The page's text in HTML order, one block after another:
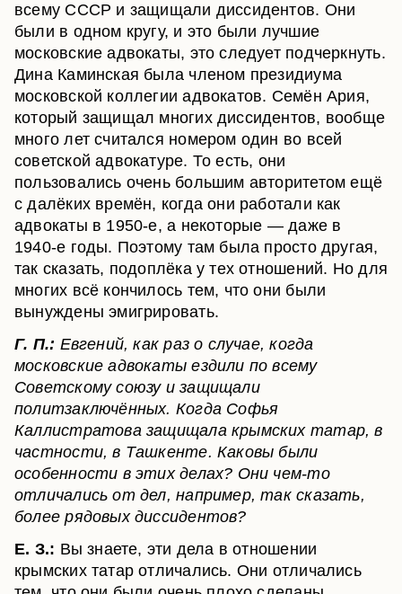
всему СССР и защищали диссидентов. Они
были в одном кругу, и это были лучшие
московские адвокаты, это следует подчеркнуть.
Дина Каминская была членом президиума
московской коллегии адвокатов. Семён Ария,
который защищал многих диссидентов, вообще
много лет считался номером один во всей
советской адвокатуре. То есть, они
пользовались очень большим авторитетом ещё
с далёких времён, когда они работали как
адвокаты в 1950-е, а некоторые — даже в
1940-е годы. Поэтому там была просто другая,
так сказать, подоплёка у тех отношений. Но для
многих всё кончилось тем, что они были
вынуждены эмигрировать.
Г. П.: Евгений, как раз о случае, когда
московские адвокаты ездили по всему
Советскому союзу и защищали
политзаключённых. Когда Софья
Каллистратова защищала крымских татар, в
частности, в Ташкенте. Каковы были
особенности в этих делах? Они чем-то
отличались от дел, например, так сказать,
более рядовых диссидентов?
Е. З.: Вы знаете, эти дела в отношении
крымских татар отличались. Они отличались